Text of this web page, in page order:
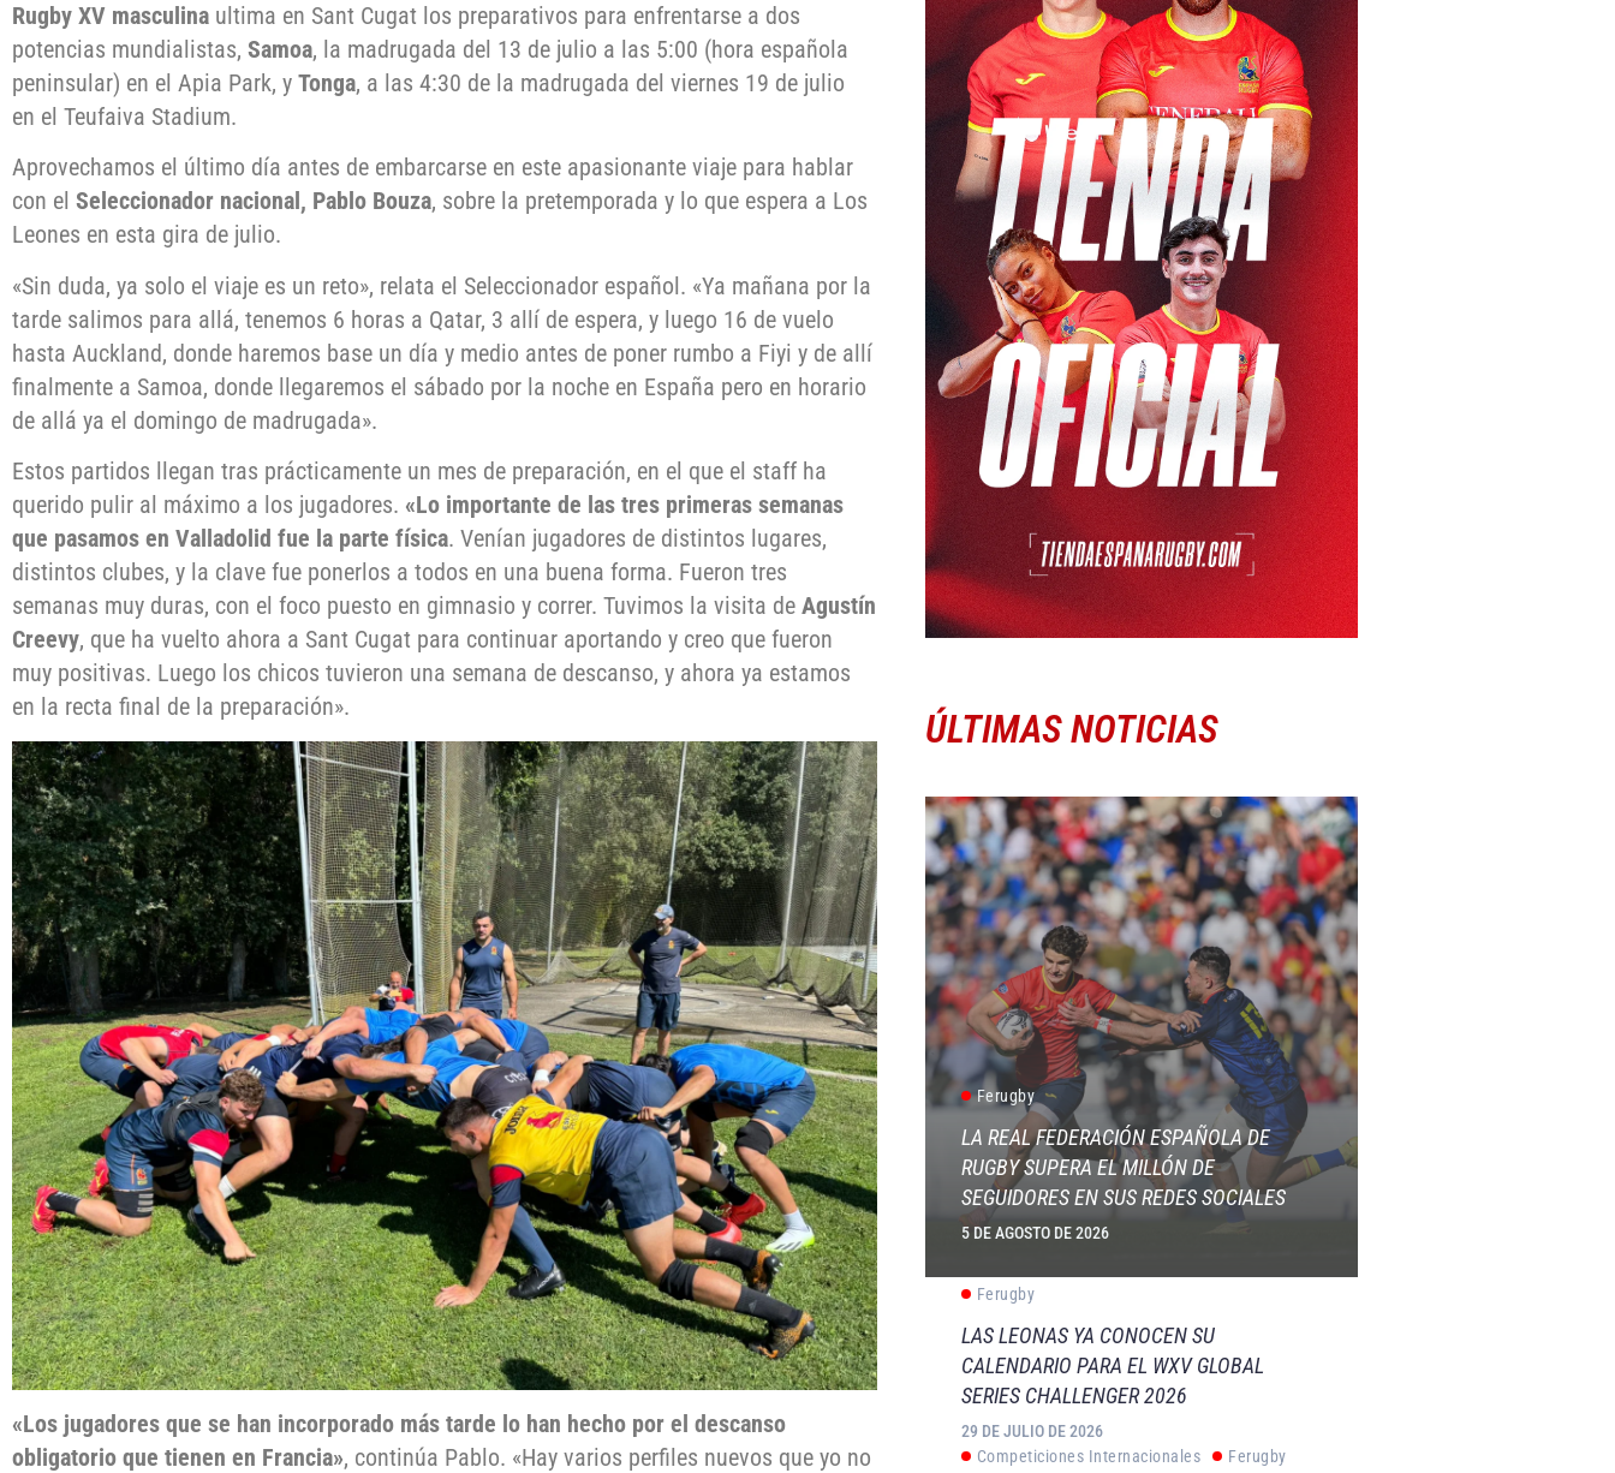
Rugby XV masculina ultima en Sant Cugat los preparativos para enfrentarse a dos
potencias mundialistas, Samoa, la madrugada del 13 de julio a las 5:00 (hora española
peninsular) en el Apia Park, y Tonga, a las 4:30 de la madrugada del viernes 19 de julio
en el Teufaiva Stadium.
Aprovechamos el último día antes de embarcarse en este apasionante viaje para hablar
con el Seleccionador nacional, Pablo Bouza, sobre la pretemporada y lo que espera a Los
Leones en esta gira de julio.
«Sin duda, ya solo el viaje es un reto», relata el Seleccionador español. «Ya mañana por la
tarde salimos para allá, tenemos 6 horas a Qatar, 3 allí de espera, y luego 16 de vuelo
hasta Auckland, donde haremos base un día y medio antes de poner rumbo a Fiyi y de allí
finalmente a Samoa, donde llegaremos el sábado por la noche en España pero en horario
de allá ya el domingo de madrugada».
Estos partidos llegan tras prácticamente un mes de preparación, en el que el staff ha
querido pulir al máximo a los jugadores. «Lo importante de las tres primeras semanas
que pasamos en Valladolid fue la parte física. Venían jugadores de distintos lugares,
distintos clubes, y la clave fue ponerlos a todos en una buena forma. Fueron tres
semanas muy duras, con el foco puesto en gimnasio y correr. Tuvimos la visita de Agustín
Creevy, que ha vuelto ahora a Sant Cugat para continuar aportando y creo que fueron
muy positivas. Luego los chicos tuvieron una semana de descanso, y ahora ya estamos
en la recta final de la preparación».
«Los jugadores que se han incorporado más tarde lo han hecho por el descanso
obligatorio que tienen en Francia», continúa Pablo. «Hay varios perfiles nuevos que yo no
ÚLTIMAS NOTICIAS
Ferugby
LA REAL FEDERACIÓN ESPAÑOLA DE
RUGBY SUPERA EL MILLÓN DE
SEGUIDORES EN SUS REDES SOCIALES
5 DE AGOSTO DE 2026
Ferugby
LAS LEONAS YA CONOCEN SU
CALENDARIO PARA EL WXV GLOBAL
SERIES CHALLENGER 2026
29 DE JULIO DE 2026
Competiciones Internacionales
Ferugby